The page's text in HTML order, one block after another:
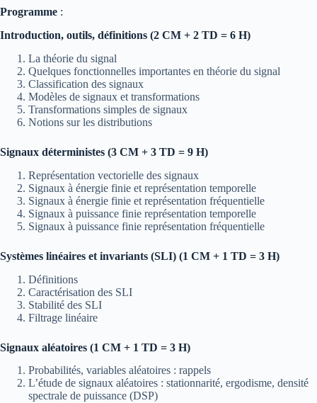
Programme :
Introduction, outils, définitions (2 CM + 2 TD = 6 H)
La théorie du signal
Quelques fonctionnelles importantes en théorie du signal
Classification des signaux
Modèles de signaux et transformations
Transformations simples de signaux
Notions sur les distributions
Signaux déterministes (3 CM + 3 TD = 9 H)
Représentation vectorielle des signaux
Signaux à énergie finie et représentation temporelle
Signaux à énergie finie et représentation fréquentielle
Signaux à puissance finie représentation temporelle
Signaux à puissance finie représentation fréquentielle
Systèmes linéaires et invariants (SLI) (1 CM + 1 TD = 3 H)
Définitions
Caractérisation des SLI
Stabilité des SLI
Filtrage linéaire
Signaux aléatoires (1 CM + 1 TD = 3 H)
Probabilités, variables aléatoires : rappels
L’étude de signaux aléatoires : stationnarité, ergodisme, densité
spectrale de puissance (DSP)